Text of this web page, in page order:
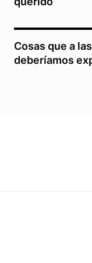
Cosas que a
deberíamos